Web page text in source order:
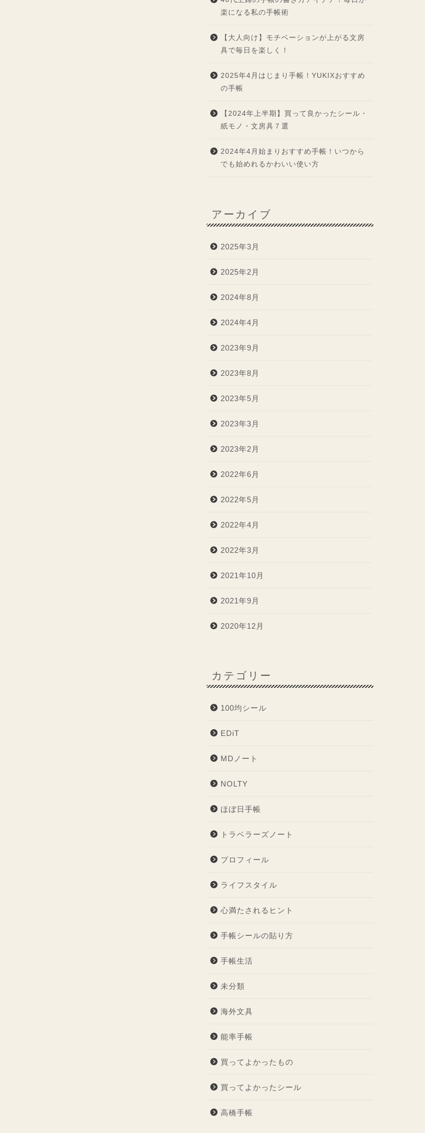
楽になる私の手帳術
【大人向け】モチベーションが上がる文房
具で毎日を楽しく！
2025年4月はじまり手帳！YUKIXおすすめ
の手帳
【2024年上半期】買って良かったシール・
紙モノ・文房具７選
2024年4月始まりおすすめ手帳！いつから
でも始めれるかわいい使い方
アーカイブ
2025年3月
2025年2月
2024年8月
2024年4月
2023年9月
2023年8月
2023年5月
2023年3月
2023年2月
2022年6月
2022年5月
2022年4月
2022年3月
2021年10月
2021年9月
2020年12月
カテゴリー
100均シール
EDiT
MDノート
NOLTY
ほぼ日手帳
トラベラーズノート
プロフィール
ライフスタイル
心満たされるヒント
手帳シールの貼り方
手帳生活
未分類
海外文具
能率手帳
買ってよかったもの
買ってよかったシール
高橋手帳